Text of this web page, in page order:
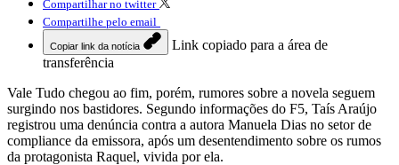
Compartilhar no twitter
Compartilhe pelo email
Copiar link da notícia
Link copiado para a área de
transferência
Vale Tudo chegou ao fim, porém, rumores sobre a novela seguem
surgindo nos bastidores. Segundo informações do F5, Taís Araújo
registrou uma denúncia contra a autora Manuela Dias no setor de
compliance da emissora, após um desentendimento sobre os rumos
da protagonista Raquel, vivida por ela.